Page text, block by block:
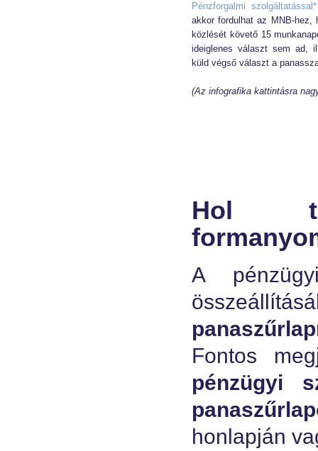
Pénzforgalmi szolgáltatással*
akkor fordulhat az MNB-
közlését követő 15
ideiglenes választ sem ad,
küld végső választ a
(Az infografika kattintásra
Hol
A
Fontos
pénzügyi
honlapján